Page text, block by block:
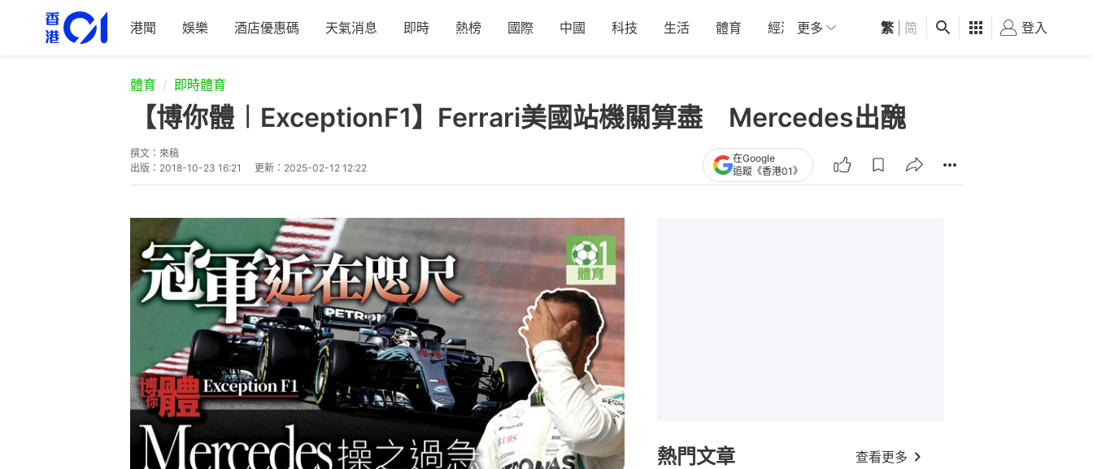
港聞 娛樂 酒店優惠碼 天氣消息 即時 熱榜 國際 中國 科技 生活 體育 經濟 01深圳 觀點 健康 好食玩飛
更多 繁 简 登入
體育 即時體育
【博你體︱ExceptionF1】Ferrari美國站機關算盡 Mercedes出醜
撰文： 來稿
出版： 2018-10-23 16:21 更新： 2025-02-12 12:22
在Google
追蹤《香港01》
熱門文章 查看更多